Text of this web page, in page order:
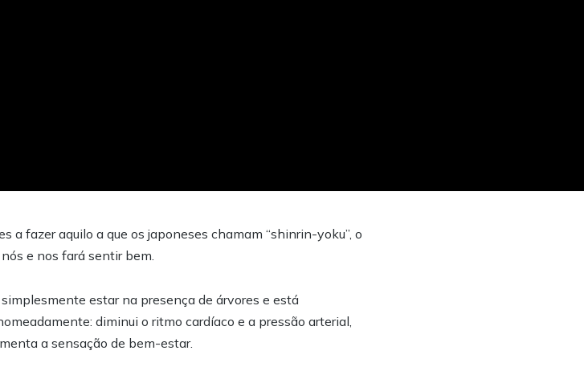
a fazer aquilo a que os japoneses chamam “shinrin-yoku”, o
e nos fará sentir bem.
estar na presença de árvores e está
diminui o ritmo cardíaco e a pressão arterial,
a sensação de bem-estar.